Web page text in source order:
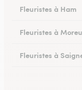
Fleuristes à Ham
Fleuristes à
Fleuristes à